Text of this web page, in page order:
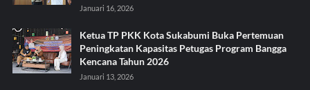
Januari 16, 2026
Ketua TP PKK Kota Sukabumi Buka Pertemuan
Peningkatan Kapasitas Petugas Program Bangga
Kencana Tahun 2026
Januari 13, 2026